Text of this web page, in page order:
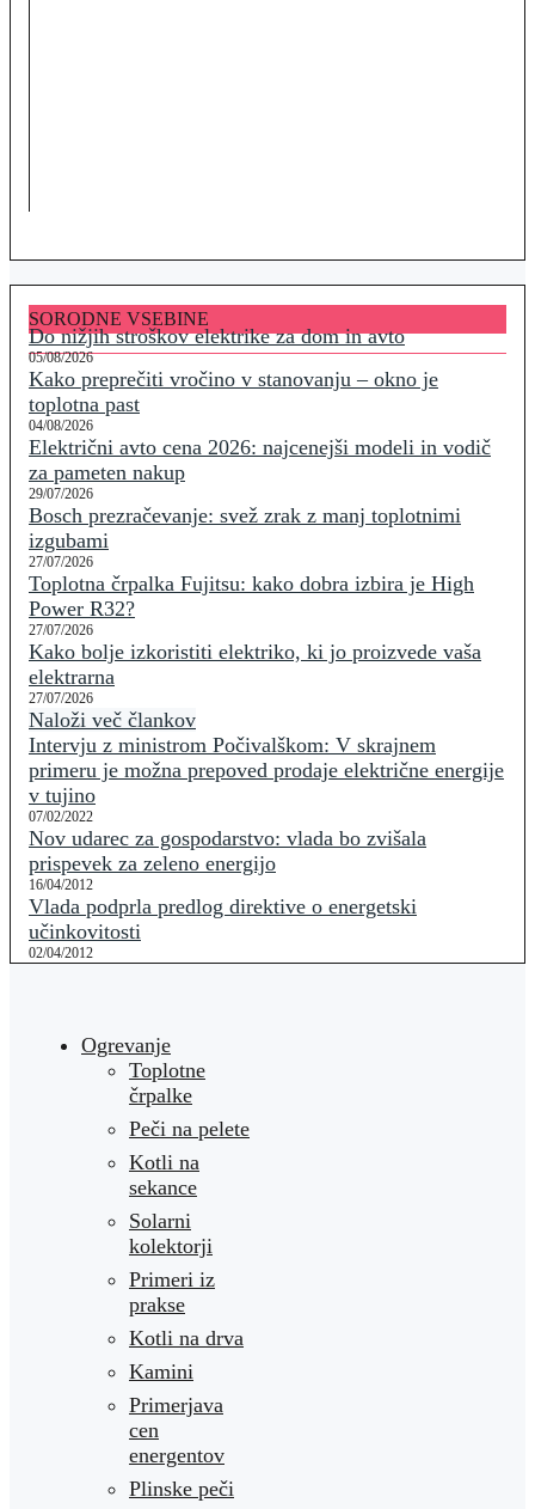
SORODNE VSEBINE
Do nižjih stroškov elektrike za dom in avto
05/08/2026
Kako preprečiti vročino v stanovanju – okno je
toplotna past
04/08/2026
Električni avto cena 2026: najcenejši modeli in vodič
za pameten nakup
29/07/2026
Bosch prezračevanje: svež zrak z manj toplotnimi
izgubami
27/07/2026
Toplotna črpalka Fujitsu: kako dobra izbira je High
Power R32?
27/07/2026
Kako bolje izkoristiti elektriko, ki jo proizvede vaša
elektrarna
27/07/2026
Naloži več člankov
Intervju z ministrom Počivalškom: V skrajnem
primeru je možna prepoved prodaje električne energije
v tujino
07/02/2022
Nov udarec za gospodarstvo: vlada bo zvišala
prispevek za zeleno energijo
16/04/2012
Vlada podprla predlog direktive o energetski
učinkovitosti
02/04/2012
Ogrevanje
Toplotne
črpalke
Peči na pelete
Kotli na
sekance
Solarni
kolektorji
Primeri iz
prakse
Kotli na drva
Kamini
Primerjava
cen
energentov
Plinske peči